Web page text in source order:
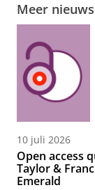
Meer nieuws
10 juli 2026
Open access
Taylor &
Emerald